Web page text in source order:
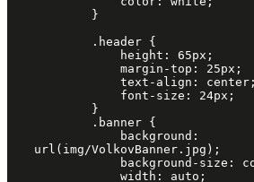
url(img/VolkovBanner.jpg);